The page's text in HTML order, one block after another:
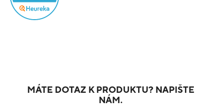
MÁTE DOTAZ K PRODUKTU? NAPIŠTE
NÁM.